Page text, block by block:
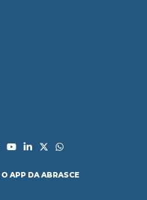
APP DA ABRASCE